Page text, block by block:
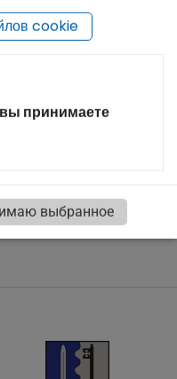
Leaflet|©OpenStreetMap
cookie
принимаете
выбранное